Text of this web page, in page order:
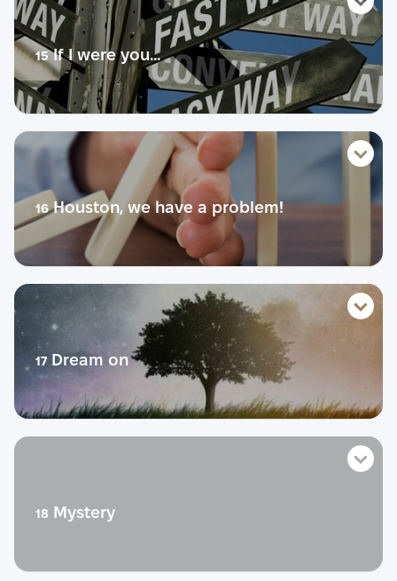
Тест
Розмовник
Діалог
Розмовний урок
Теорія
Практика
Розмовник
Діалог
Розмовний урок
15If I were you...
Словник
Теорія
Практика
Діалог
Розмовний урок
16Houston, we have a problem!
Словник
Діалог
Розмовний урок
17 Dream on
18 Mystery